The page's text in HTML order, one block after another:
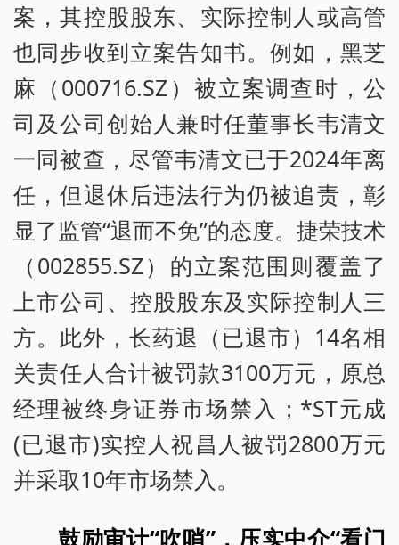
案，其控股股东、实际控制人或高管
也同步收到立案告知书。例如，黑芝
麻（000716.SZ）被立案调查时，公
司及公司创始人兼时任董事长韦清文
一同被查，尽管韦清文已于2024年离
任，但退休后违法行为仍被追责，彰
显了监管“退而不免”的态度。捷荣技术
（002855.SZ）的立案范围则覆盖了
上市公司、控股股东及实际控制人三
方。此外，长药退（已退市）14名相
关责任人合计被罚款3100万元，原总
经理被终身证券市场禁入；*ST元成
(已退市)实控人祝昌人被罚2800万元
并采取10年市场禁入。
鼓励审计“吹哨”，压实中介“看门